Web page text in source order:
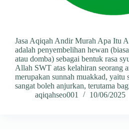
Jasa Aqiqah Andir Murah Apa Itu
adalah penyembelihan hewan
atau domba) sebagai bentuk rasa
Allah SWT atas kelahiran seorang
merupakan sunnah muakkad, yaitu
sangat boleh anjurkan, terutama
aqiqahseo001
10/06/2025